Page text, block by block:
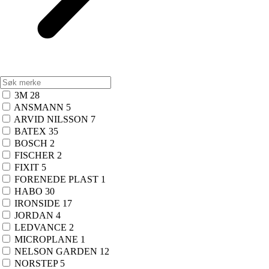
3M 28
ANSMANN 5
ARVID NILSSON 7
BATEX 35
BOSCH 2
FISCHER 2
FIXIT 5
FORENEDE PLAST 1
HABO 30
IRONSIDE 17
JORDAN 4
LEDVANCE 2
MICROPLANE 1
NELSON GARDEN 12
NORSTEP 5